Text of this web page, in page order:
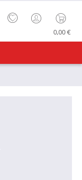
0,00 €